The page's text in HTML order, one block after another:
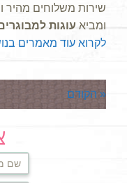
שירות משלוחים מהיר
ומביא עוגות
לקרוא עוד מאמרים
« הקודם